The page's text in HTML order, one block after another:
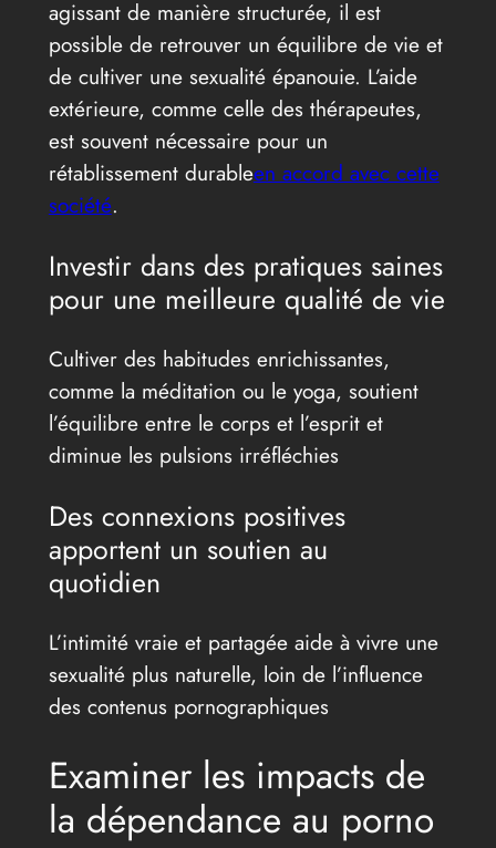
agissant de manière structurée, il est
possible de retrouver un équilibre de vie et
de cultiver une sexualité épanouie. L’aide
extérieure, comme celle des thérapeutes,
est souvent nécessaire pour un
rétablissement durableen accord avec cette
société.
Investir dans des pratiques saines
pour une meilleure qualité de vie
Cultiver des habitudes enrichissantes,
comme la méditation ou le yoga, soutient
l’équilibre entre le corps et l’esprit et
diminue les pulsions irréfléchies
Des connexions positives
apportent un soutien au
quotidien
L’intimité vraie et partagée aide à vivre une
sexualité plus naturelle, loin de l’influence
des contenus pornographiques
Examiner les impacts de
la dépendance au porno